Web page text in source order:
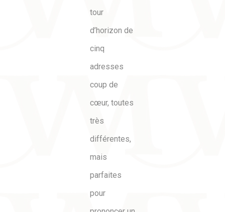
tour
d’horizon de
cinq
adresses
coup de
cœur, toutes
très
différentes,
mais
parfaites
pour